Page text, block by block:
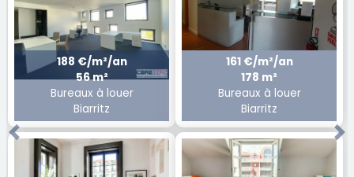
188 €/m²/an
56 m²
Bureaux à louer
Biarritz
161 €/m²/an
178 m²
Bureaux à louer
Biarritz
Previous